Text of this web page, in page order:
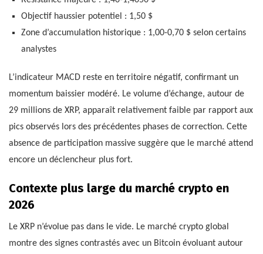
Objectif haussier potentiel : 1,50 $
Zone d’accumulation historique : 1,00-0,70 $ selon certains
analystes
L’indicateur MACD reste en territoire négatif, confirmant un
momentum baissier modéré. Le volume d’échange, autour de
29 millions de XRP, apparaît relativement faible par rapport aux
pics observés lors des précédentes phases de correction. Cette
absence de participation massive suggère que le marché attend
encore un déclencheur plus fort.
Contexte plus large du marché crypto en
2026
Le XRP n’évolue pas dans le vide. Le marché crypto global
montre des signes contrastés avec un Bitcoin évoluant autour